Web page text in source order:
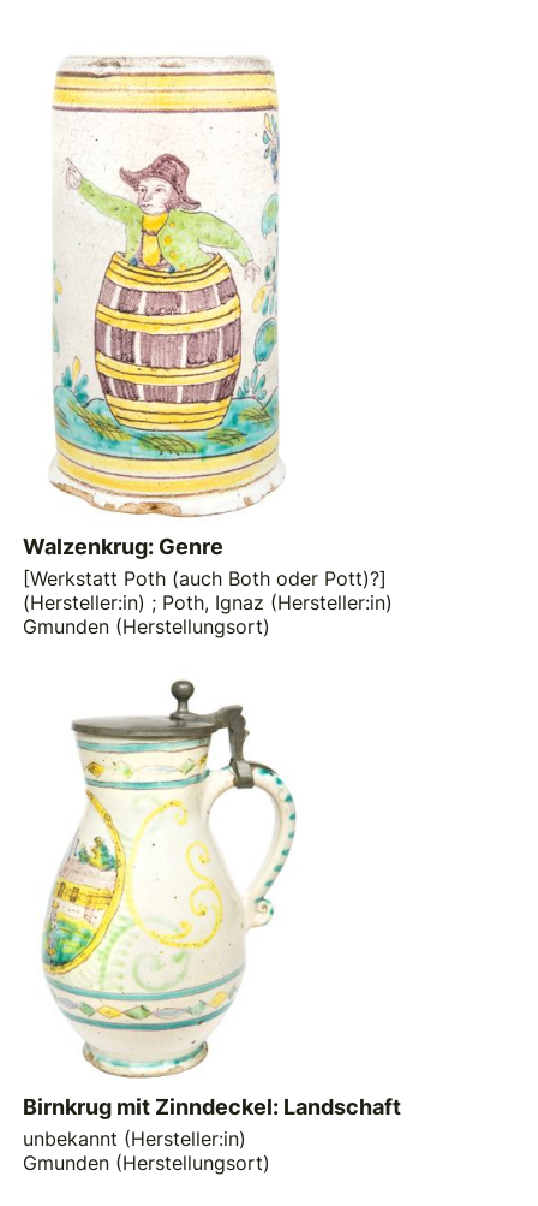
Walzenkrug: Genre
[Werkstatt Poth (auch Both oder Pott)?]
(Hersteller:in) ; Poth, Ignaz (Hersteller:in)
Gmunden (Herstellungsort)
Birnkrug mit Zinndeckel: Landschaft
unbekannt (Hersteller:in)
Gmunden (Herstellungsort)